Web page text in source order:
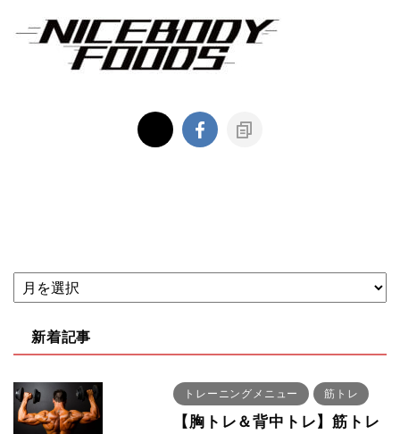
新着記事
トレーニングメニュー 筋トレ
【胸トレ＆背中トレ】筋トレ